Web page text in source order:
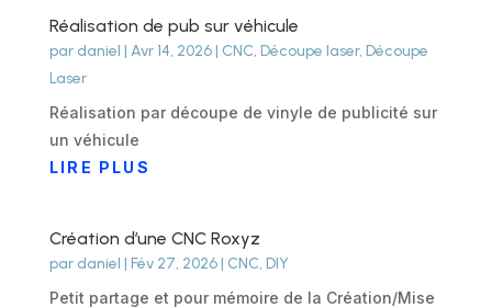
Réalisation de pub sur véhicule
par daniel | Avr 14, 2026| CNC, Découpe laser, Découpe
Laser
Réalisation par découpe de vinyle de publicité sur
un véhicule
LIRE PLUS
Création d’une CNC Roxyz
par daniel | Fév 27, 2026| CNC, DIY
Petit partage et pour mémoire de la Création/Mise